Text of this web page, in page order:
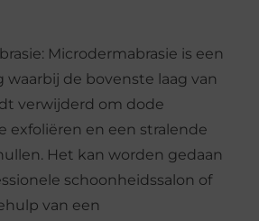
Microdermabrasie is een
waarbij de bovenste laag van
verwijderd om dode
exfoliëren en een stralende
Het kan worden gedaan
schoonheidssalon of
van een